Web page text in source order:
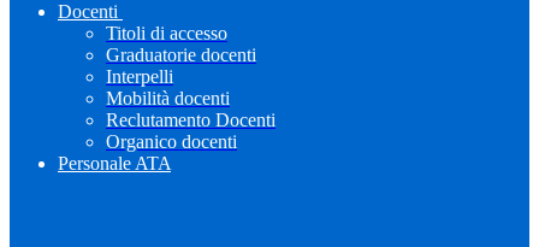
Docenti
Titoli di accesso
Graduatorie docenti
Interpelli
Mobilità docenti
Reclutamento Docenti
Organico docenti
Personale ATA